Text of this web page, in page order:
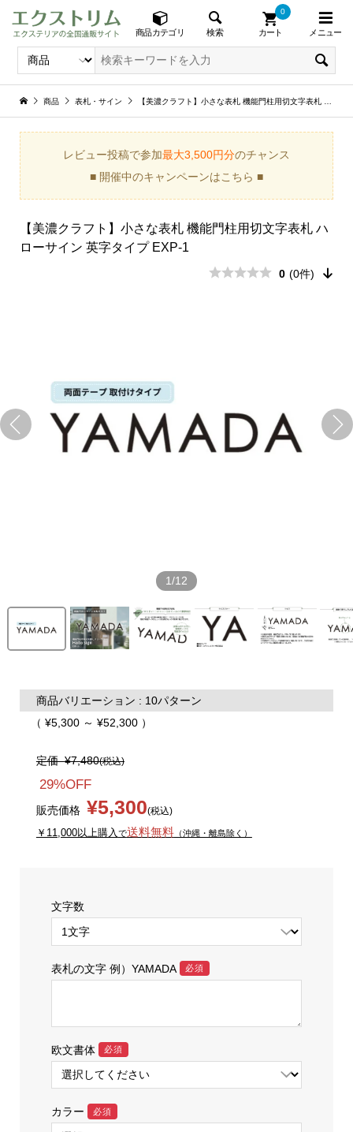
商品カテゴリ 検索 カート
0
メニュー
商品 表札・サイン 【美濃クラフト】小さな表札 機能門柱用切文字表札 ハローサイン 英字タイプ EXP-1
レビュー投稿で参加最大3,500円分のチャンス
■ 開催中のキャンペーンはこちら ■
【美濃クラフト】小さな表札 機能門柱用切文字表札 ハ
ローサイン 英字タイプ EXP-1
0 (0件)
1/12
商品バリエーション : 10パターン
（ ¥5,300 ～ ¥52,300 ）
定価¥7,480(税込)
29%OFF
販売価格 ¥5,300(税込)
￥11,000以上購入 で送料無料（沖縄・離島除く）
文字数
表札の文字 例）YAMADA 必須
欧文書体 必須
カラー 必須